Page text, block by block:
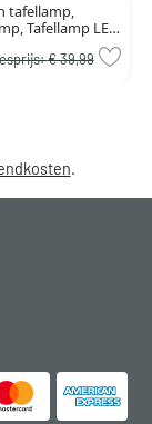
tafellamp,
Tafellamp LED
€ 39,99
.